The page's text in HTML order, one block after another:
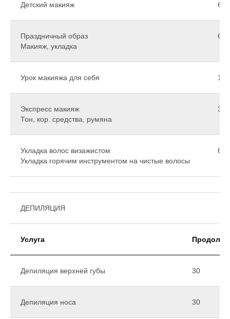
Детский макияж 60
Праздничный образ
Макияж, укладка
60
Урок макияжа для себя 150
Экспресс макияж
Тон, кор. средства, румяна
30
Укладка волос визажистом
Укладка горячим инструментом на чистые волосы
60
ДЕПИЛЯЦИЯ
Услуга
Депиляция верхней губы 30
Депиляция носа 30